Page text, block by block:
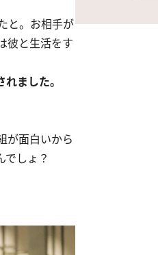
と。お相手が
彼と生活をす
ました。
が面白いから
しょ？